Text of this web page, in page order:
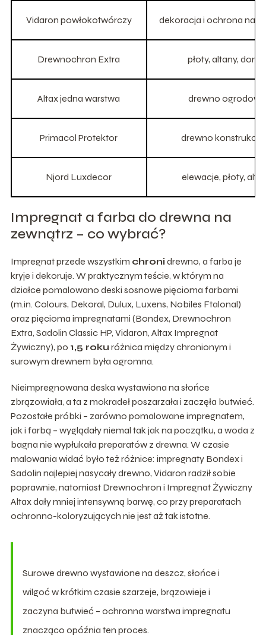
Vidaron powłokotwórczy dekoracja i ochrona na
Drewnochron Extra płoty, altany,
Altax jedna warstwa drewno ogrodowe
Primacol Protektor drewno
Njord Luxdecor elewacje, płoty,
Impregnat a farba do drewna na
zewnątrz – co wybrać?
Impregnat przede wszystkim chroni drewno, a farba je
kryje i dekoruje. W praktycznym teście, w którym na
działce pomalowano deski sosnowe pięcioma farbami
(m.in. Colours, Dekoral, Dulux, Luxens, Nobiles Ftalonal)
oraz pięcioma impregnatami (Bondex, Drewnochron
Extra, Sadolin Classic HP, Vidaron, Altax Impregnat
Żywiczny), po 1,5 roku różnica między chronionym i
surowym drewnem była ogromna.
Nieimpregnowana deska wystawiona na słońce
zbrązowiała, a ta z mokradeł poszarzała i zaczęła butwieć.
Pozostałe próbki – zarówno pomalowane impregnatem,
jak i farbą – wyglądały niemal tak jak na początku, a woda z
bagna nie wypłukała preparatów z drewna. W czasie
malowania widać było też różnice: impregnaty Bondex i
Sadolin najlepiej nasycały drewno, Vidaron radził sobie
poprawnie, natomiast Drewnochron i Impregnat Żywiczny
Altax dały mniej intensywną barwę, co przy preparatach
ochronno-koloryzujących nie jest aż tak istotne.
Surowe drewno wystawione na deszcz, słońce i
wilgoć w krótkim czasie szarzeje, brązowieje i
zaczyna butwieć – ochronna warstwa impregnatu
znacząco opóźnia ten proces.